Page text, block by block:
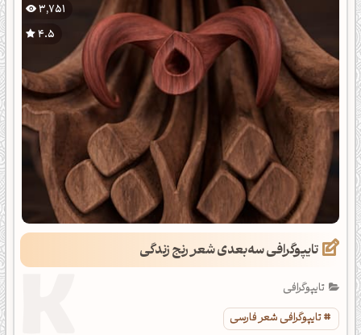
3,751
4.5
تایپوگرافی سه‌بعدی شعر رنج زندگی
تایپوگرافی
تایپوگرافی شعر فارسی